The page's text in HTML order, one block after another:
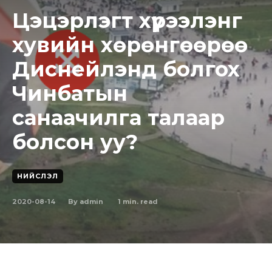
Цэцэрлэгт хүрээлэнг
хувийн хөрөнгөөрөө
Диснейлэнд болгох
Чинбатын
санаачилга талаар
болсон уу?
НИЙСЛЭЛ
2020-08-14 By admin 1 min. read